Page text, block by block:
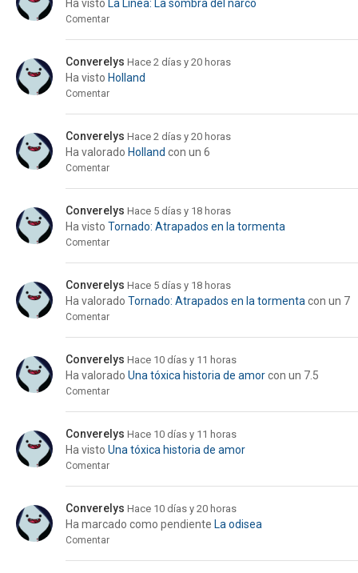
Ha visto La Línea: La sombra del narco
Comentar
Converelys Hace 2 días y 20 horas
Ha visto Holland
Comentar
Converelys Hace 2 días y 20 horas
Ha valorado Holland con un 6
Comentar
Converelys Hace 5 días y 18 horas
Ha visto Tornado: Atrapados en la tormenta
Comentar
Converelys Hace 5 días y 18 horas
Ha valorado Tornado: Atrapados en la tormenta con un 7
Comentar
Converelys Hace 10 días y 11 horas
Ha valorado Una tóxica historia de amorcon un 7.5
Comentar
Converelys Hace 10 días y 11 horas
Ha visto Una tóxica historia de amor
Comentar
Converelys Hace 10 días y 20 horas
Ha marcado como pendiente La odisea
Comentar